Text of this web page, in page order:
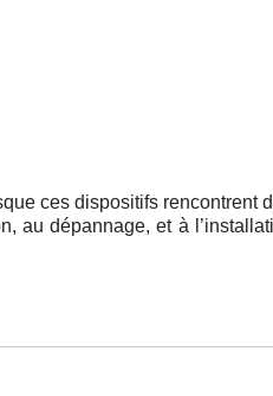
ces dispositifs rencontrent
au dépannage, et à